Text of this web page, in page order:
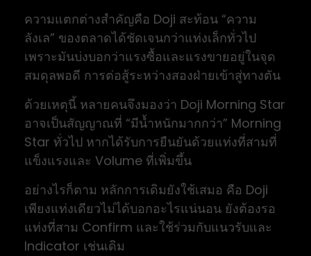
ความแตกต่างสำคัญคือ Doji สะท้อน “ความ
ลังเล” ของตลาดได้ชัดเจนกว่าแท่งเล็กทั่วไป
เพราะมันบ่งบอกว่าแรงซื้อและแรงขายอยู่ในจุด
สมดุลพอดี การต่อสู้ระหว่างสองฝ่ายเข้าสู่ทางตัน
ด้วยเหตุนี้ หลายคนจึงมองว่า Doji Morning Star
อาจเป็นสัญญาณที่ “มีน้ำหนักมากกว่า” Morning
Star ทั่วไป หากได้รับการยืนยันด้วยแท่งที่สามที่
แข็งแรงและ Volume ที่เพิ่มขึ้น
อย่างไรก็ตาม หลักการเดิมยังใช้เสมอ คือ Doji
เพียงแท่งเดียวไม่ได้บอกอะไรแน่นอน ยังต้องรอ
แท่งที่สาม Confirm และใช้ร่วมกับแนวรับและ
Indicator เช่นเดิม